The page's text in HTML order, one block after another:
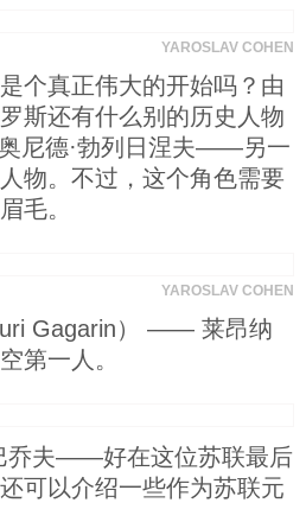
YAROSLAV COHEN
个真正伟大的开始吗？由
斯还有什么别的历史人物
尼德·勃列日涅夫——另一
物。不过，这个角色需要
毛。
YAROSLAV COHEN
Gagarin） —— 莱昂纳
第一人。
乔夫——好在这位苏联最后
可以介绍一些作为苏联元